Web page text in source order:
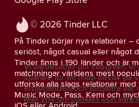
© 2026 Tinder LLC
På Tinder börjar nya relationer –
seriöst, något casual eller något
Tinder finns i 190 länder och är
matchningar världens mest
utforska alla slags relationer
Music Mode, Pass, Kemi och
Vi värdesätter din integritet.
spårare för att mäta besök på
erbjudanden och förbättra vår
Mer info om cookies och våra